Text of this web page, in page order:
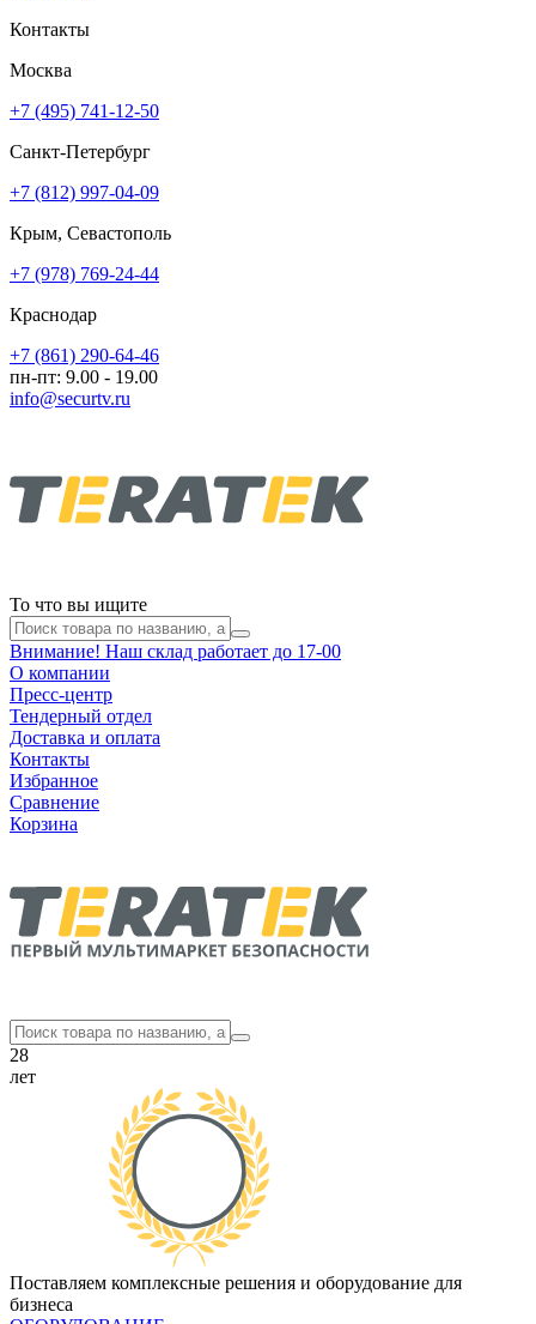
Контакты
Москва
+7 (495) 741-12-50
Санкт-Петербург
+7 (812) 997-04-09
Крым, Севастополь
+7 (978) 769-24-44
Краснодар
+7 (861) 290-64-46
пн-пт: 9.00 - 19.00
info@securtv.ru
То что вы ищите
Внимание! Наш склад работает до 17-00
О компании
Пресс-центр
Тендерный отдел
Доставка и оплата
Контакты
Избранное
Сравнение
Корзина
28
лет
Поставляем комплексные решения и оборудование для
бизнеса